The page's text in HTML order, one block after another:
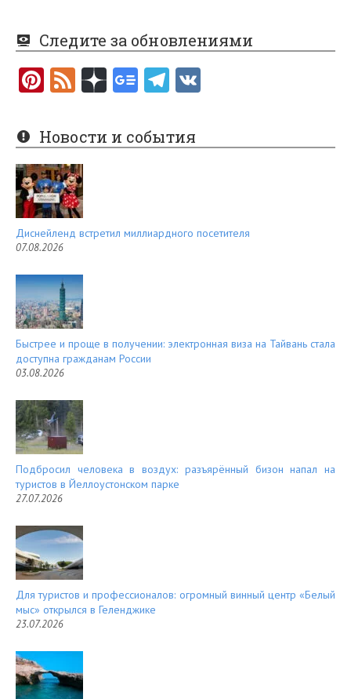
Следите за обновлениями
Pi
er
es
t
F
e
d
Новости и события
Диснейленд встретил миллиардного посетителя
07.08.2026
Быстрее и проще в получении: электронная виза на Тайвань стала
доступна гражданам России
03.08.2026
Подбросил человека в воздух: разъярённый бизон напал на
туристов в Йеллоустонском парке
27.07.2026
Для туристов и профессионалов: огромный винный центр «Белый
мыс» открылся в Геленджике
23.07.2026